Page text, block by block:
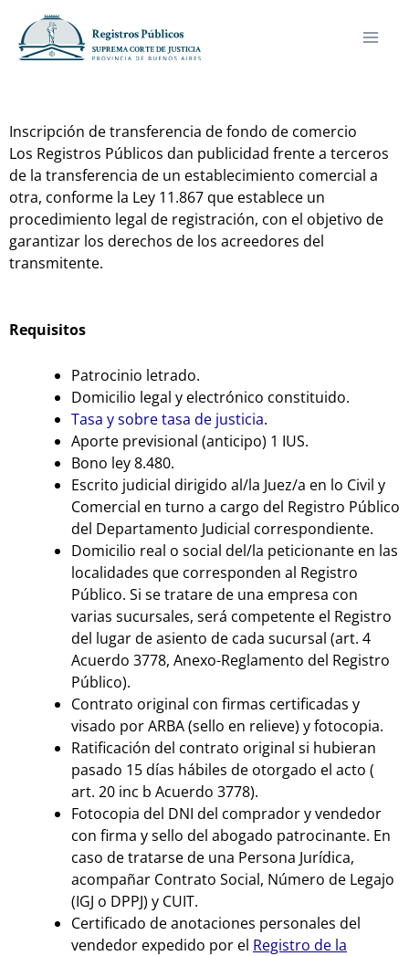
contenido
Inscripción de transferencia de fondo de comercio
Los Registros Públicos dan publicidad frente a terceros
de la transferencia de un establecimiento comercial a
otra, conforme la Ley 11.867 que establece un
procedimiento legal de registración, con el objetivo de
garantizar los derechos de los acreedores del
transmitente.
Requisitos
Patrocinio letrado.
Domicilio legal y electrónico constituido.
Tasa y sobre tasa de justicia.
Aporte previsional (anticipo) 1 IUS.
Bono ley 8.480.
Escrito judicial dirigido al/la Juez/a en lo Civil y
Comercial en turno a cargo del Registro Público
del Departamento Judicial correspondiente.
Domicilio real o social del/la peticionante en las
localidades que corresponden al Registro
Público. Si se tratare de una empresa con
varias sucursales, será competente el Registro
del lugar de asiento de cada sucursal (art. 4
Acuerdo 3778, Anexo-Reglamento del Registro
Público).
Contrato original con firmas certificadas y
visado por ARBA (sello en relieve) y fotocopia.
Ratificación del contrato original si hubieran
pasado 15 días hábiles de otorgado el acto (
art. 20 inc b Acuerdo 3778).
Fotocopia del DNI del comprador y vendedor
con firma y sello del abogado patrocinante. En
caso de tratarse de una Persona Jurídica,
acompañar Contrato Social, Número de Legajo
(IGJ o DPPJ) y CUIT.
Certificado de anotaciones personales del
vendedor expedido por el Registro de la